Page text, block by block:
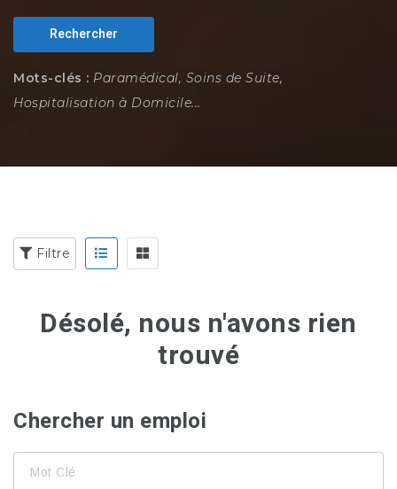
Rechercher
Mots-clés : Paramédical, Soins de Suite,
Hospitalisation à Domicile...
Filtre
Désolé, nous n'avons rien
trouvé
Chercher un emploi
Clé